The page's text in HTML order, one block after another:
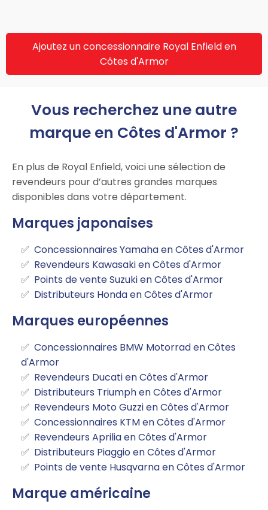
Ajoutez un concessionnaire Royal Enfield en
Côtes d'Armor
Vous recherchez une autre
marque en Côtes d'Armor ?
En plus de Royal Enfield, voici une sélection de
revendeurs pour d’autres grandes marques
disponibles dans votre département.
Marques japonaises
Concessionnaires Yamaha en Côtes d'Armor
Revendeurs Kawasaki en Côtes d'Armor
Points de vente Suzuki en Côtes d'Armor
Distributeurs Honda en Côtes d'Armor
Marques européennes
Concessionnaires BMW Motorrad en Côtes
d'Armor
Revendeurs Ducati en Côtes d'Armor
Distributeurs Triumph en Côtes d'Armor
Revendeurs Moto Guzzi en Côtes d'Armor
Concessionnaires KTM en Côtes d'Armor
Revendeurs Aprilia en Côtes d'Armor
Distributeurs Piaggio en Côtes d'Armor
Points de vente Husqvarna en Côtes d'Armor
Marque américaine